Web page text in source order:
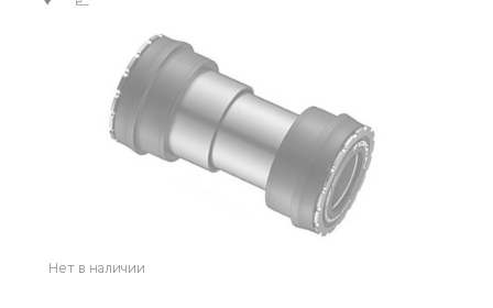
Нет в наличии